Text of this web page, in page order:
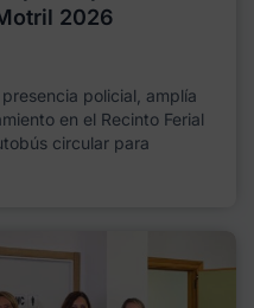
2026
policial, amplía
en el Recinto Ferial
circular para